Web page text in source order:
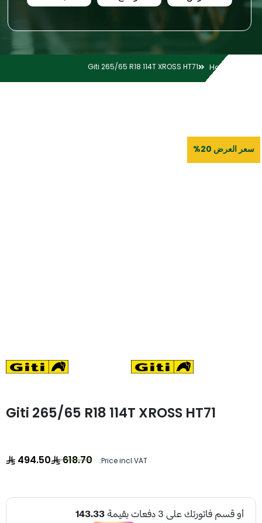
Home
Giti 265/65 R18 114T XROSS HT71
سعر العرض 20%
Giti 265/65 R18 114T XROSS HT71
Price incl VAT:
618.70
494.50